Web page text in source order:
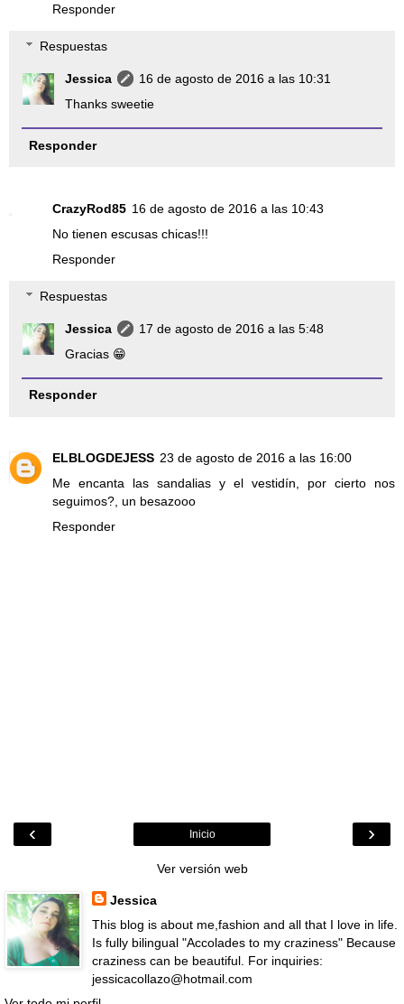
Responder
Respuestas
Jessica
16 de agosto de 2016 a las 10:31
Thanks sweetie
Responder
CrazyRod85 16 de agosto de 2016 a las 10:43
No tienen escusas chicas!!!
Responder
Respuestas
Jessica
17 de agosto de 2016 a las 5:48
Gracias 😁
Responder
ELBLOGDEJESS 23 de agosto de 2016 a las 16:00
Me encanta las sandalias y el vestidín, por cierto nos
seguimos?, un besazooo
Responder
‹ ›
Inicio
Ver versión web
Jessica
This blog is about me,fashion and all that I love in life.
Is fully bilingual "Accolades to my craziness" Because
craziness can be beautiful. For inquiries:
jessicacollazo@hotmail.com